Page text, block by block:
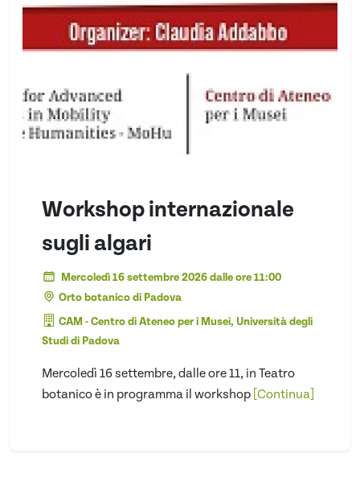
Workshop internazionale
sugli algari
Mercoledì 16 settembre 2026 dalle ore 11:00
Orto botanico di Padova
CAM - Centro di Ateneo per i Musei, Università degli
Studi di Padova
Mercoledì 16 settembre, dalle ore 11, in Teatro
botanico è in programma il workshop [Continua]